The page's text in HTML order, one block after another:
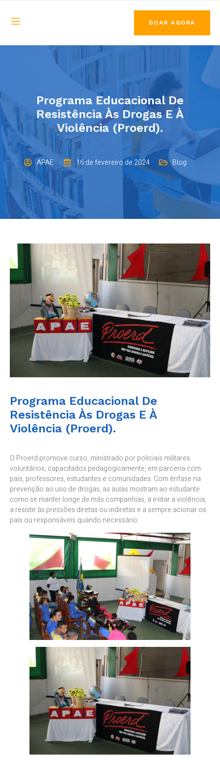
DOAR AGORA
Programa Educacional De
Resistência Às Drogas E À
Violência (Proerd).
APAE 16 de fevereiro de 2024 Blog
Programa Educacional De
Resistência Às Drogas E À
Violência (Proerd).
O Proerd promove curso, ministrado por policiais militares
voluntários, capacitados pedagogicamente, em parceria com
pais, professores, estudantes e comunidades. Com ênfase na
prevenção ao uso de drogas, as aulas mostram ao estudante
como se manter longe de más companhias, a evitar a violência,
a resistir às pressões diretas ou indiretas e a sempre acionar os
pais ou responsáveis quando necessário.